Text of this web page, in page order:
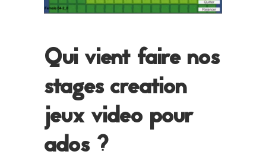
Qui vient faire nos
stages creation
jeux video pour
ados ?